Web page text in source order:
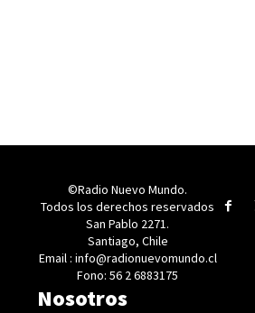
©Radio Nuevo Mundo.
Todos los derechos reservados
San Pablo 2271.
Santiago, Chile
Email : info@radionuevomundo.cl
Fono: 56 2 6883175
Nosotros